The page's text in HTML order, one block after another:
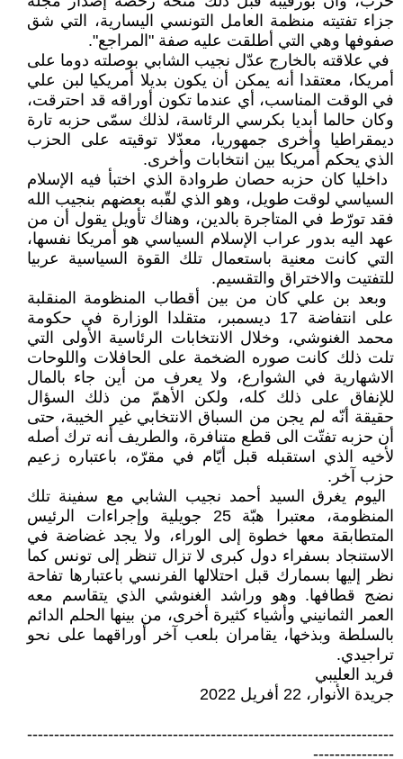
جزاء تفتيته منظمة ‏العامل التونسي اليسارية، التي شق
‏صفوفها وهي التي أطلقت عليه صفة ‏‏"المراجع".‏
‏ في علاقته بالخارج عدّل نجيب الشابي ‏بوصلته دوما على
أمريكا، معتقدا أنه ‏يمكن أن يكون بديلا أمريكيا لبن علي
في ‏الوقت المناسب، أي عندما تكون أوراقه ‏قد احترقت،
وكان حالما أبديا بكرسي ‏الرئاسة، لذلك سمّى حزبه تارة
ديمقراطيا ‏وأخرى جمهوريا، معدّلا توقيته على ‏الحزب
الذي يحكم أمريكا بين انتخابات ‏وأخرى‎.‎
‏ داخليا كان حزبه حصان طروادة الذي ‏اختبأ فيه الإسلام
السياسي لوقت طويل، ‏وهو الذي لقّبه بعضهم بنجيب الله
فقد ‏تورّط في المتاجرة بالدين، وهناك تأويل ‏يقول أن من
عهد اليه بدور عراب ‏الإسلام السياسي هو أمريكا نفسها،
التي ‏كانت معنية باستعمال تلك القوة السياسية ‏عربيا
للتفتيت والاختراق والتقسيم‎ .‎
‏ وبعد بن علي كان من بين أقطاب ‏المنظومة المنقلبة
على انتفاضة 17 ‏ديسمبر، متقلدا الوزارة في حكومة
محمد ‏الغنوشي، وخلال الانتخابات الرئاسية ‏الأولى التي
تلت ذلك كانت صوره ‏الضخمة على الحافلات واللوحات
‏الاشهارية في الشوارع، ولا يعرف من ‏أين جاء بالمال
للإنفاق على ذلك كله، ‏ولكن الأهمّ من ذلك السؤال
حقيقة أنّه لم ‏يجن من السباق الانتخابي غير الخيبة، ‏حتى
أن حزبه تفتّت الى قطع متنافرة، ‏والطريف أنه ترك أصله
لأخيه الذي ‏استقبله قبل أيّام في مقرّه، باعتباره زعيم
‏حزب آخر‎ .‎
‏ اليوم يغرق السيد أحمد نجيب الشابي ‏مع سفينة تلك
المنظومة، معتبرا هبّة‎25 ‎‏ ‏جويلية وإجراءات الرئيس
المتطابقة معها ‏خطوة إلى الوراء، ولا يجد غضاضة في
‏الاستنجاد بسفراء دول كبرى لا تزال ‏تنظر إلى تونس كما
نظر إليها بسمارك ‏قبل احتلالها الفرنسي باعتبارها تفاحة
‏نضج قطافها. وهو وراشد الغنوشي الذي ‏يتقاسم معه
العمر الثمانيني وأشياء كثيرة ‏أخرى، من بينها الحلم الدائم
بالسلطة ‏وبذخها، يقامران بلعب آخر أوراقهما ‏على نحو
تراجيدي‎.‎
فريد العليبي
جريدة الأنوار، 22 أفريل 2022‏
‏--------------------------------------------------------------------
---------------‏